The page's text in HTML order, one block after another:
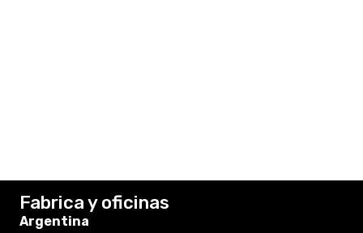
Fabrica y oficinas
Argentina